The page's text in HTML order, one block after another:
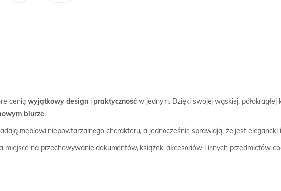
ceniąwyjątkowy design i praktyczność w jednym. Dzięki swojej wąskiej, półokrągłej
biurze.
meblowi niepowtarzalnego charakteru, a jednocześnie sprawiają, że jest elegancki
miejsce na przechowywanie dokumentów, książek, akcesoriów i innych przedmiotów